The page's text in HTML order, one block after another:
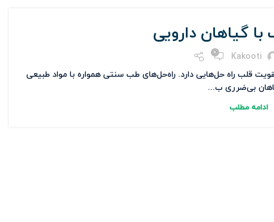
گیاهان دارویی
Kakooti
0
قلب راه حل‌هایی دارد. راه‌حل‌های طب سنتی همواره با مواد طبیعی
بی‌ضرری ب...
ادامه مطلب